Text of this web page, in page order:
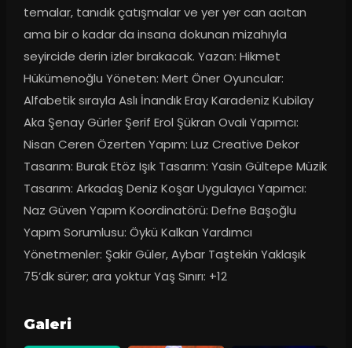
temalar, tanıdık çatışmalar ve yer yer can acıtan
ama bir o kadar da insana dokunan mizahıyla
seyircide derin izler bırakacak. Yazan: Hikmet
Hükümenoğlu Yöneten: Mert Öner Oyuncular:
Alfabetik sırayla Aslı İnandık Eray Karadeniz Kubilay
Aka Şenay Gürler Şerif Erol Şükran Ovalı Yapımcı:
Nisan Ceren Özerten Yapım: Luz Creative Dekor
Tasarım: Burak Etöz Işık Tasarım: Yasin Gültepe Müzik
Tasarım: Arkadaş Deniz Koşar Uygulayıcı Yapımcı:
Naz Güven Yapım Koordinatörü: Defne Başoğlu
Yapım Sorumlusu: Öykü Kalkan Yardımcı
Yönetmenler: Şakir Güler, Aybar Taştekin Yaklaşık
75’dk sürer; ara yoktur Yaş Sınırı: +12
Galeri